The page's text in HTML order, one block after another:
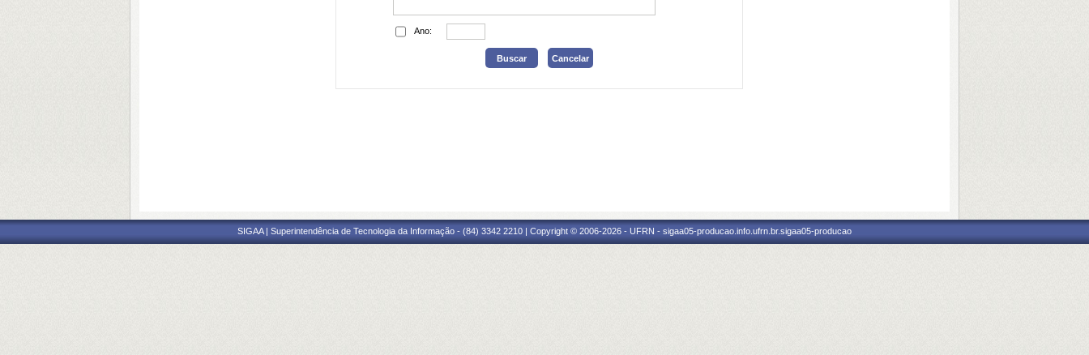
Ano:
SIGAA | Superintendência de Tecnologia da Informação - (84) 3342 2210 | Copyright © 2006-2026 - UFRN - sigaa05-producao.info.ufrn.br.sigaa05-producao